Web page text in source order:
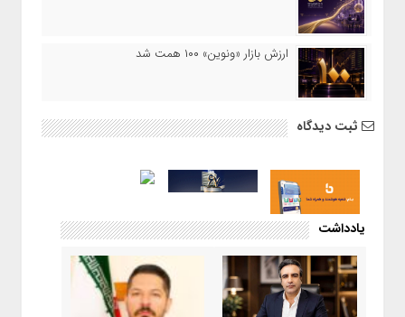
ارزش بازار «ونوین» ۱۰۰ همت شد
ثبت دیدگاه
یادداشت